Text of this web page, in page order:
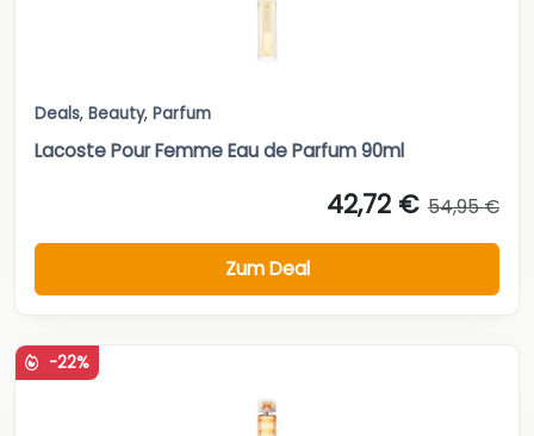
Deals, Beauty, Parfum
Lacoste Pour Femme Eau de Parfum 90ml
42,72 € 54,95 €
Zum Deal
-22%